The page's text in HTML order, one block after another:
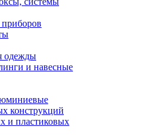
одежды
и навесные
конструкций
и пластиковых